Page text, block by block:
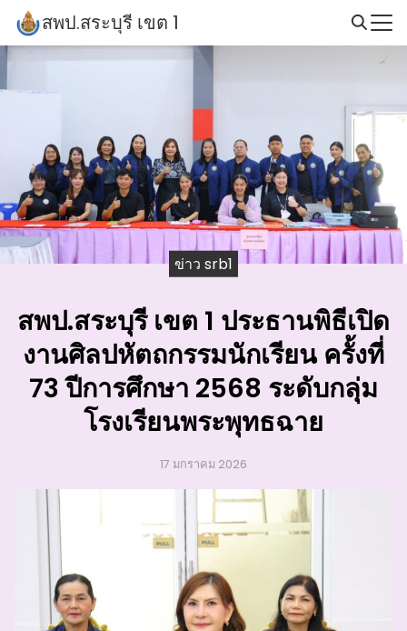
Skip
content
สพป.สระบุรี เขต 1
Search
ข่าว srb1
สพป.สระบุรี เขต 1 ประธานพิธีเปิด
งานศิลปหัตถกรรมนักเรียน ครั้งที่
73 ปีการศึกษา 2568 ระดับกลุ่ม
โรงเรียนพระพุทธฉาย
17 มกราคม 2026